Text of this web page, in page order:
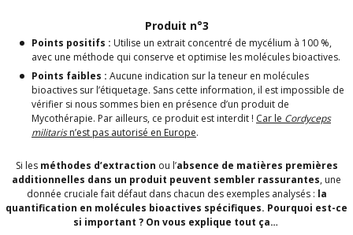
Produit n°3
Points positifs : Utilise un extrait concentré de mycélium à 100 %,
avec une méthode qui conserve et optimise les molécules bioactives.
Points faibles : Aucune indication sur la teneur en molécules
bioactives sur l’étiquetage. Sans cette information, il est impossible de
vérifier si nous sommes bien en présence d’un produit de
Mycothérapie. Par ailleurs, ce produit est interdit ! Car le Cordyceps
militaris n’est pas autorisé en Europe.
Si les méthodes d’extraction ou l’absence de matières premières
additionnelles dans un produit peuvent sembler rassurantes, une
donnée cruciale fait défaut dans chacun des exemples analysés : la
quantification en molécules bioactives spécifiques. Pourquoi est-ce
si important ? On vous explique tout ça…